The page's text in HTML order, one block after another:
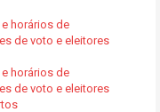
horários de
de voto e eleitores
horários de
de voto e eleitores